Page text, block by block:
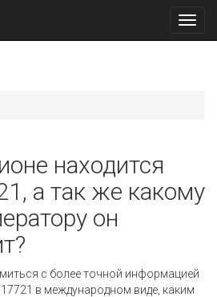
находится
а так же какому
он
с более точной информацией
в международном виде, каким